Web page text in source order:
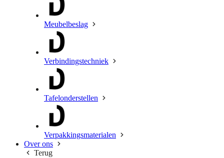
Meubelbeslag
Verbindingstechniek
Tafelonderstellen
Verpakkingsmaterialen
Over ons
Terug